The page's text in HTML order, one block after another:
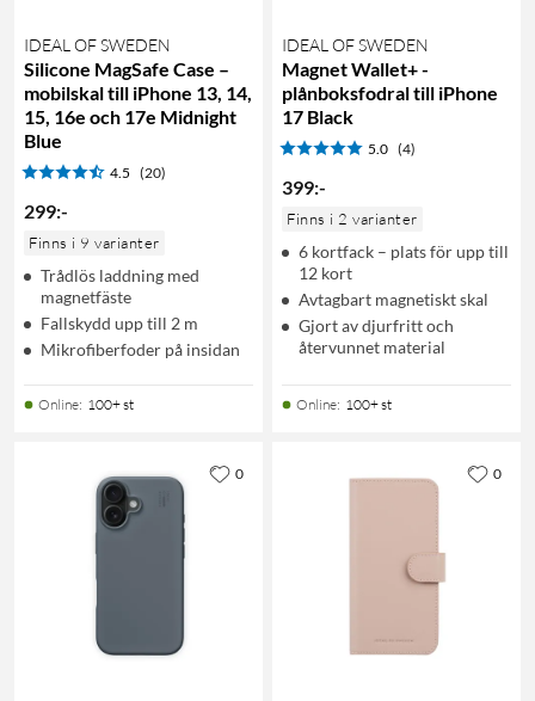
IDEAL OF SWEDEN
Silicone MagSafe Case –
mobilskal till iPhone 13, 14,
15, 16e och 17e Midnight
Blue
4.5 (20)
299:-
Finns i 9 varianter
Trådlös laddning med
magnetfäste
Fallskydd upp till 2 m
Mikrofiberfoder på insidan
Online: 100+ st
IDEAL OF SWEDEN
Magnet Wallet+ -
plånboksfodral till iPhone
17 Black
5.0 (4)
399:-
Finns i 2 varianter
6 kortfack – plats för upp till
12 kort
Avtagbart magnetiskt skal
Gjort av djurfritt och
återvunnet material
Online: 100+ st
0 0